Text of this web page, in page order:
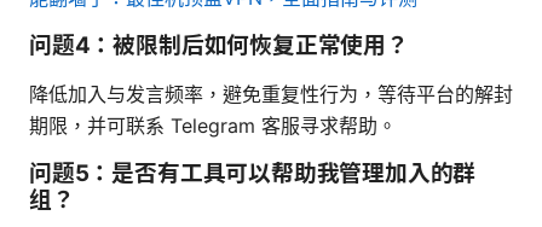
问题4：被限制后如何恢复正常使用？
降低加入与发言频率，避免重复性行为，等待平台的解封
期限，并可联系 Telegram 客服寻求帮助。
问题5：是否有工具可以帮助我管理加入的群
组？